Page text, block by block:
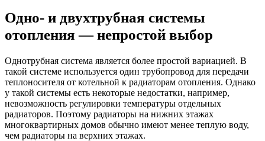
Одно- и двухтрубная системы
отопления — непростой выбор
Однотрубная система является более простой вариацией. В
такой системе используется один трубопровод для передачи
теплоносителя от котельной к радиаторам отопления. Однако
у такой системы есть некоторые недостатки, например,
невозможность регулировки температуры отдельных
радиаторов. Поэтому радиаторы на нижних этажах
многоквартирных домов обычно имеют менее теплую воду,
чем радиаторы на верхних этажах.